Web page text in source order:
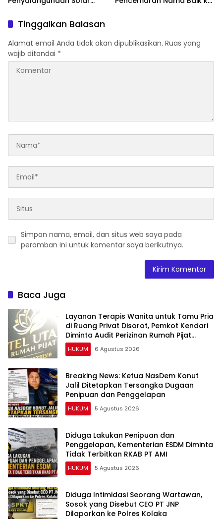
Operasional Sesuai
Regulasi
Tinggalkan Balasan
Alamat email Anda tidak akan dipublikasikan. Ruas yang
wajib ditandai *
Simpan nama, email, dan situs web saya pada
peramban ini untuk komentar saya berikutnya.
Baca Juga
Layanan Terapis Wanita untuk Tamu Pria
di Ruang Privat Disorot, Pemkot Kendari
Diminta Audit Perizinan Rumah Pijat
Utami
HUKUM 6 Agustus 2026
Breaking News: Ketua NasDem Konut
Jalil Ditetapkan Tersangka Dugaan
Penipuan dan Penggelapan
HUKUM 5 Agustus 2026
Diduga Lakukan Penipuan dan
Penggelapan, Kementerian ESDM Diminta
Tidak Terbitkan RKAB PT AMI
HUKUM 5 Agustus 2026
Diduga Intimidasi Seorang Wartawan,
Sosok yang Disebut CEO PT JNP
Dilaporkan ke Polres Kolaka